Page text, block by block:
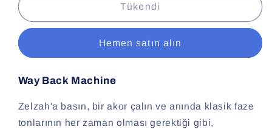
Tükendi
Hemen satın alın
Way Back Machine
Zelzah'a basın, bir akor çalın ve anında klasik faze
tonlarının her zaman olması gerektiği gibi,